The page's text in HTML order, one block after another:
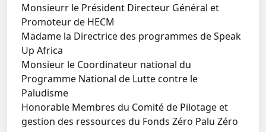
Monsieurr le Président Directeur Général et
Promoteur de HECM
Madame la Directrice des programmes de Speak
Up Africa
Monsieur le Coordinateur national du
Programme National de Lutte contre le
Paludisme
Honorable Membres du Comité de Pilotage et
gestion des ressources du Fonds Zéro Palu Zéro